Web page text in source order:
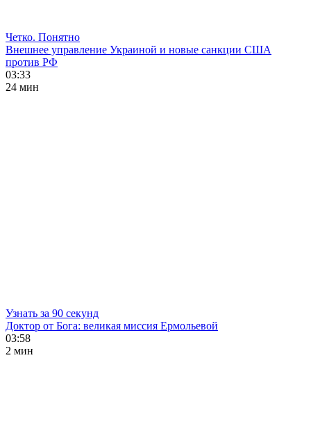
Четко. Понятно
Внешнее управление Украиной и новые санкции США
против РФ
03:33
24 мин
Узнать за 90 секунд
Доктор от Бога: великая миссия Ермольевой
03:58
2 мин